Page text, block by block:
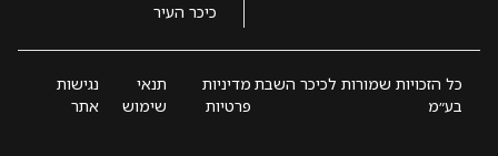
כיכר העיר
כל הזכויות שמורות לכיכר השבת
בע״מ
מדיניות
פרטיות
תנאי
שימוש
נגישות
אתר